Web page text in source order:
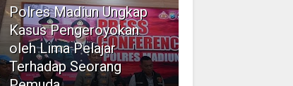
Polres Madiun Ungkap
Kasus Pengeroyokan
oleh Lima Pelajar
Terhadap Seorang